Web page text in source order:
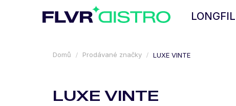
Domů Prodávané značky LUXE VINTE
LUXE VINTE